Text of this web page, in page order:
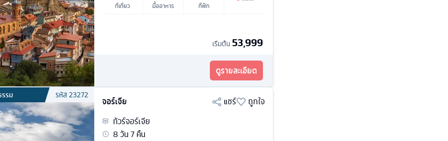
ที่เที่ยว มื้ออาหาร ที่พัก
เริ่มต้น 53,999
ดูรายละเอียด
รม รหัส23272
จอร์เจีย แชร์
ถูกใจ
ทัวร์จอร์เจีย
8วัน7คืน